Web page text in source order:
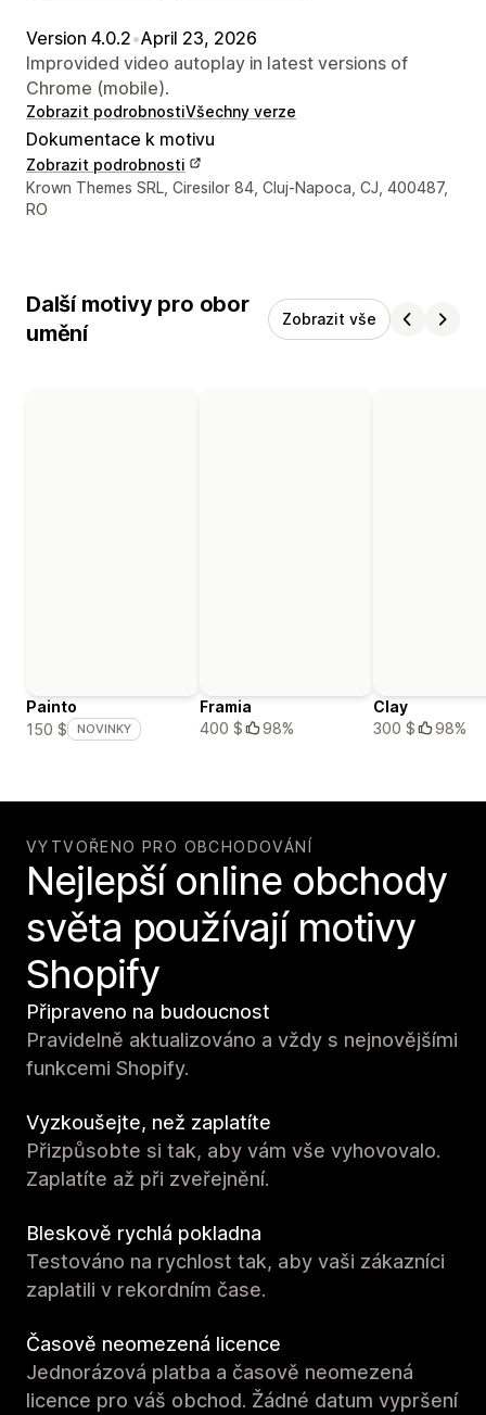
Version 4.0.2•April 23, 2026
Improvided video autoplay in latest versions of
Chrome (mobile).
Zobrazit podrobnostiVšechny verze
Dokumentace k motivu
Zobrazit podrobnosti
Kontaktní údaje designéra
Krown Themes SRL, Ciresilor 84, Cluj-Napoca, CJ, 400487,
RO
Další motivy pro obor
umění
Zobrazit vše
Painto
150 $
NOVINKY
Framia
400 $
98%
Clay
300 $
98%
VYTVOŘENO PRO OBCHODOVÁNÍ
Nejlepší online obchody
světa používají motivy
Shopify
Připraveno na budoucnost
Pravidelně aktualizováno a vždy s nejnovějšími
funkcemi Shopify.
Vyzkoušejte, než zaplatíte
Přizpůsobte si tak, aby vám vše vyhovovalo.
Zaplatíte až při zveřejnění.
Bleskově rychlá pokladna
Testováno na rychlost tak, aby vaši zákazníci
zaplatili v rekordním čase.
Časově neomezená licence
Jednorázová platba a časově neomezená
licence pro váš obchod. Žádné datum vypršení